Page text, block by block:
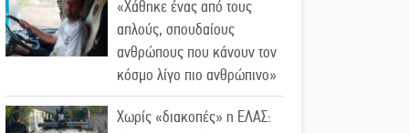
«Χάθηκε ένας από τους
απλούς, σπουδαίους
ανθρώπους που κάνουν τον
κόσμο λίγο πιο ανθρώπινο»
Χωρίς «διακοπές» η ΕΛΑΣ: